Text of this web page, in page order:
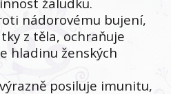
nádorovému bujení,
z těla, ochraňuje
hladinu ženských
posiluje imunitu,